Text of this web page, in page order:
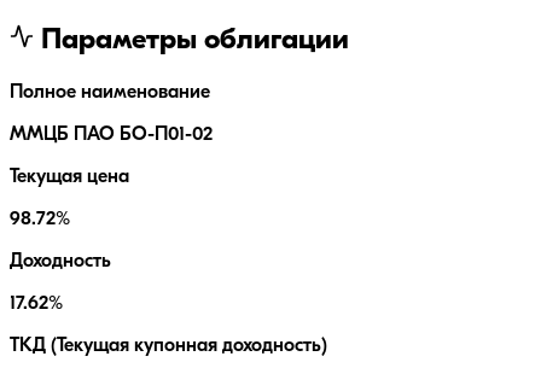
Параметры облигации
Полное наименование
ММЦБ ПАО БО-П01-02
Текущая цена
98.72%
Доходность
17.62%
ТКД (Текущая купонная доходность)